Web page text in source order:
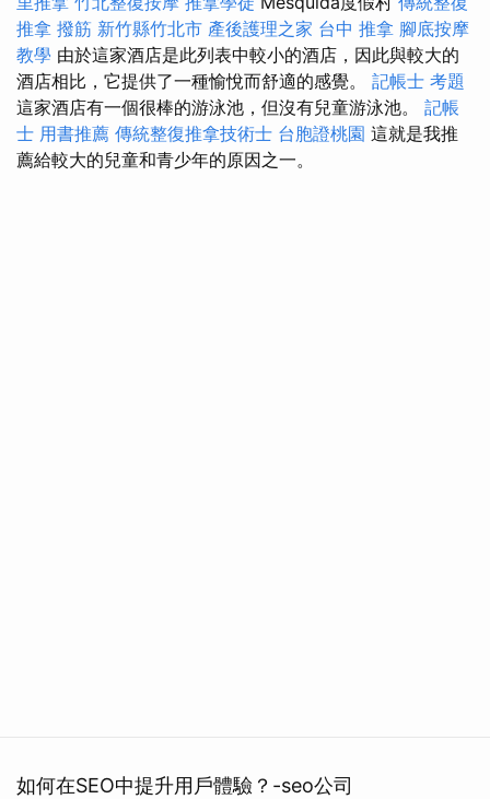
推拿 撥筋 新竹縣竹北市 產後護理之家 台中 推拿 腳底按摩
教學 由於這家酒店是此列表中較小的酒店，因此與較大的
酒店相比，它提供了一種愉悅而舒適的感覺。 記帳士 考題
這家酒店有一個很棒的游泳池，但沒有兒童游泳池。 記帳
士 用書推薦 傳統整復推拿技術士 台胞證桃園 這就是我推
薦給較大的兒童和青少年的原因之一。
如何在SEO中提升用戶體驗？-seo公司